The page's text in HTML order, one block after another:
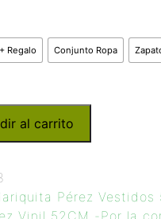
Regalo Conjunto Ropa
al carrito
Pérez Vestidos
Vinil 52CM -Por la